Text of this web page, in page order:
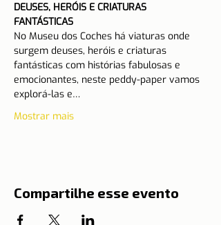
DEUSES, HERÓIS E CRIATURAS
FANTÁSTICAS
No Museu dos Coches há viaturas onde
surgem deuses, heróis e criaturas
fantásticas com histórias fabulosas e
emocionantes, neste peddy-paper vamos
explorá-las e…
Mostrar mais
Compartilhe esse evento